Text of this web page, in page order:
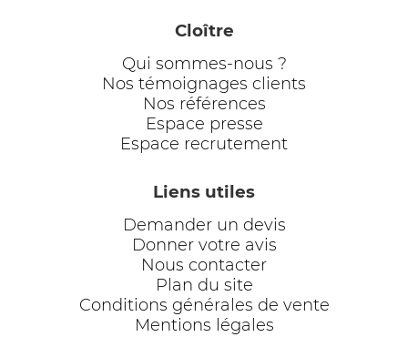
Cloître
Qui sommes-nous ?
Nos témoignages clients
Nos références
Espace presse
Espace recrutement
Liens utiles
Demander un devis
Donner votre avis
Nous contacter
Plan du site
Conditions générales de vente
Mentions légales